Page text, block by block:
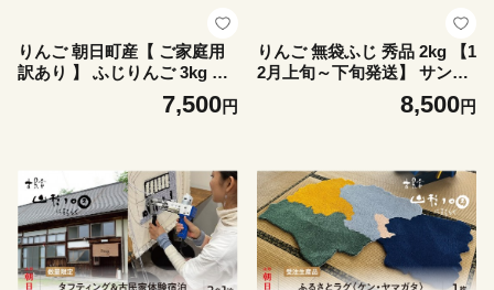
りんご 朝日町産【 ご家庭用
訳あり 】 ふじりんご 3kg 【1
1月中旬～12月中旬発送】サ
ンふじ ふじ リンゴ 林檎
7,500円
りんご 無袋ふじ 秀品 2kg 【1
2月上旬～下旬発送】 サンふ
じ 山形県 朝日町産 山形県産
特産 果物 フルーツ リンゴ 林
8,500円